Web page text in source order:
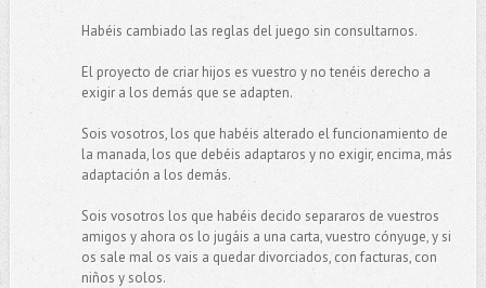
Habéis cambiado las reglas del juego sin consultarnos.
El proyecto de criar hijos es vuestro y no tenéis derecho a
exigir a los demás que se adapten.
Sois vosotros, los que habéis alterado el funcionamiento de
la manada, los que debéis adaptaros y no exigir, encima, más
adaptación a los demás.
Sois vosotros los que habéis decido separaros de vuestros
amigos y ahora os lo jugáis a una carta, vuestro cónyuge, y si
os sale mal os vais a quedar divorciados, con facturas, con
niños y solos.